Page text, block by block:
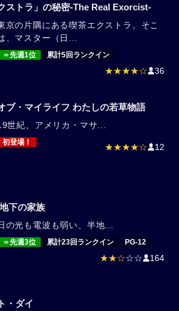
ストラ」の秘密-The Real Exorcist-
京の片隅にある喫茶エクストラ。そこ
、マスター（日...
＝先週1位 累計5回ランクイン
★★★★☆ 36
ブ・マイライフ わたしの若草物語
世紀、アメリカ・マサ...
初登場！ ★★★★☆ 12
下の家族
の光も電波も弱い、半地...
＝先週3位 累計23回ランクイン PG-12
★★☆☆☆ 164
・ダイ